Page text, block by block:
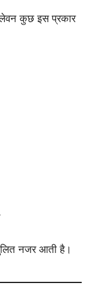
कुछ इस प्रकार
नजर आती है।